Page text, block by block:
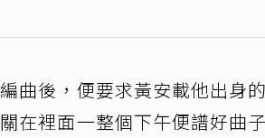
曲後，便要求黃安載他出身
在裡面一整個下午便譜好曲